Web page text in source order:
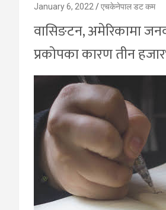
January 6, 2022 एचकेनेपाल डट कम
वासिङटन, अमेरिकामा
प्रकोपका कारण तीन